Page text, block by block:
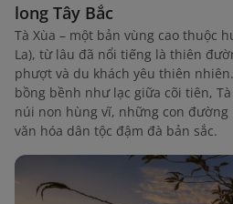
long Tây Bắc
Tà Xùa – một bản vùng cao thuộc
La), từ lâu đã nổi tiếng là thiên
phượt và du khách yêu thiên
bồng bềnh như lạc giữa cõi tiên,
núi non hùng vĩ, những con
văn hóa dân tộc đậm đà bản sắc.